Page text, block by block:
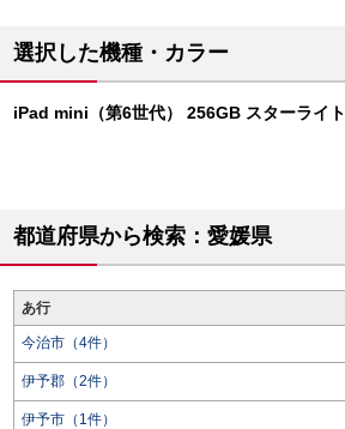
選択した機種・カラー
iPad mini（第6世代） 256GB スターライト
都道府県から検索：愛媛県
あ行
今治市（4件）
伊予郡（2件）
伊予市（1件）